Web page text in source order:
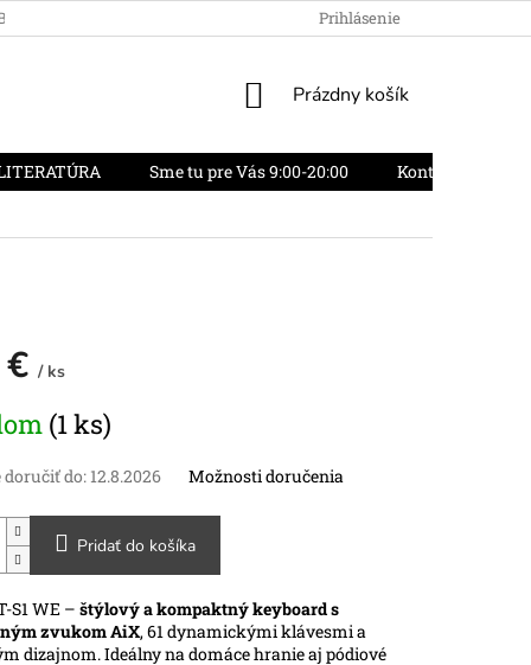
REKLAMAČNÝ
Prihlásenie
NÁKUPNÝ
Prázdny košík
Sme tu pre Vás 9:00-20:00 Kontakty
/ ks
(1 ks)
do: 12.8.2026 Možnosti doručenia
Pridať do košíka
S1 WE – štýlový a kompaktný keyboard s
zvukom AiX, 61 dynamickými klávesmi a
dizajnom. Ideálny na domáce hranie aj pódiové